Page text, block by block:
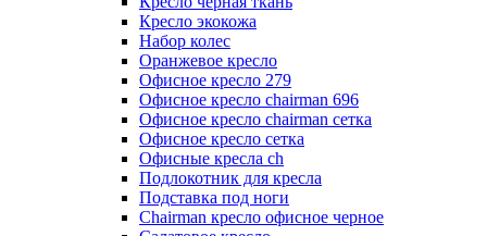
Кресло экокожа
Набор колес
Оранжевое кресло
Офисное кресло 279
Офисное кресло chairman 696
Офисное кресло chairman сетка
Офисное кресло сетка
Офисные кресла ch
Подлокотник для кресла
Подставка под ноги
Сhairman кресло офисное черное